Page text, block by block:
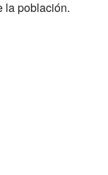
la población.